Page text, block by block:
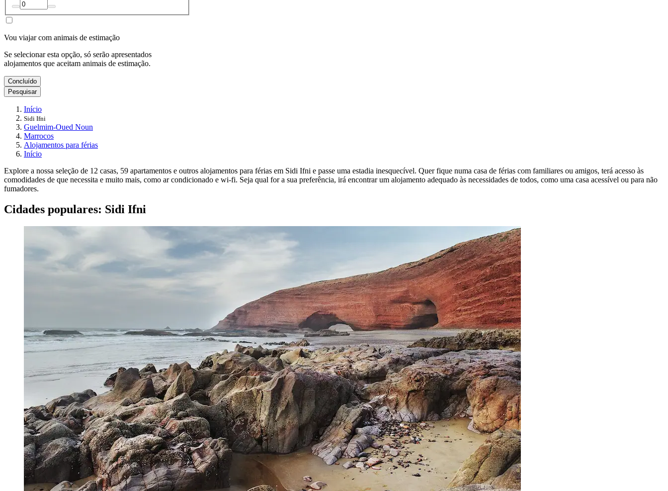
Vou viajar com animais de estimação
Se selecionar esta opção, só serão apresentados
alojamentos que aceitam animais de estimação.
Concluído
Pesquisar
Início
Sidi Ifni
Guelmim-Oued Noun
Marrocos
Alojamentos para férias
Início
Explore a nossa seleção de 12 casas, 59 apartamentos e outros alojamentos para férias em Sidi Ifni e passe uma estadia inesquecível. Quer fique numa casa de férias com familiares ou amigos, terá acesso às
comodidades de que necessita e muito mais, como ar condicionado e wi-fi. Seja qual for a sua preferência, irá encontrar um alojamento adequado às necessidades de todos, como uma casa acessível ou para não
fumadores.
Cidades populares: Sidi Ifni